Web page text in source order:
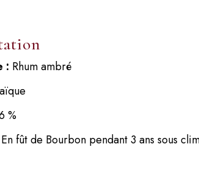
: Rhum ambré
%
En fût de Bourbon pendant 3 ans sous